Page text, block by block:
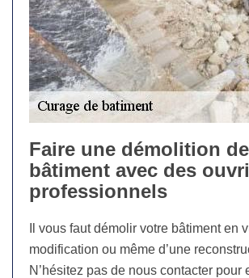
Faire une démolition de
bâtiment avec des
professionnels
Il vous faut démolir votre bâtiment en
modification ou même d’une
N’hésitez pas de nous contacter pour